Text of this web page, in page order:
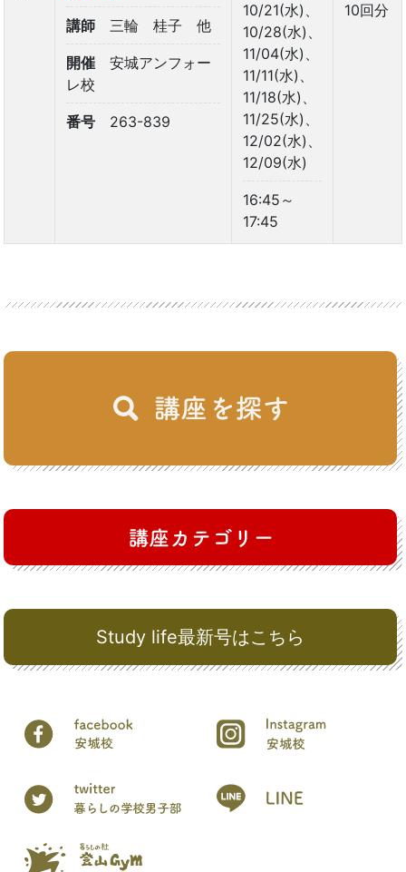
Study life最新号はこちら
講師 三輪 桂子 他
開催
安城アンフォー
レ校
番号 263-839
10/21(水)、
10/28(水)、
11/04(水)、
11/11(水)、
11/18(水)、
11/25(水)、
12/02(水)、
12/09(水)
16:45～
17:45
10回分